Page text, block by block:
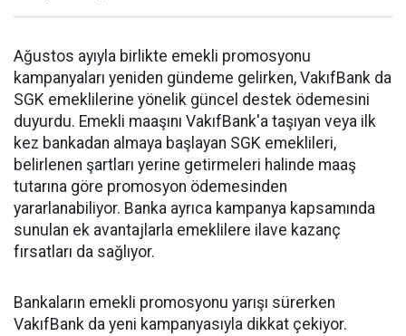
Ağustos ayıyla birlikte emekli promosyonu
kampanyaları yeniden gündeme gelirken, VakıfBank da
SGK emeklilerine yönelik güncel destek ödemesini
duyurdu. Emekli maaşını VakıfBank'a taşıyan veya ilk
kez bankadan almaya başlayan SGK emeklileri,
belirlenen şartları yerine getirmeleri halinde maaş
tutarına göre promosyon ödemesinden
yararlanabiliyor. Banka ayrıca kampanya kapsamında
sunulan ek avantajlarla emeklilere ilave kazanç
fırsatları da sağlıyor.
Bankaların emekli promosyonu yarışı sürerken
VakıfBank da yeni kampanyasıyla dikkat çekiyor.